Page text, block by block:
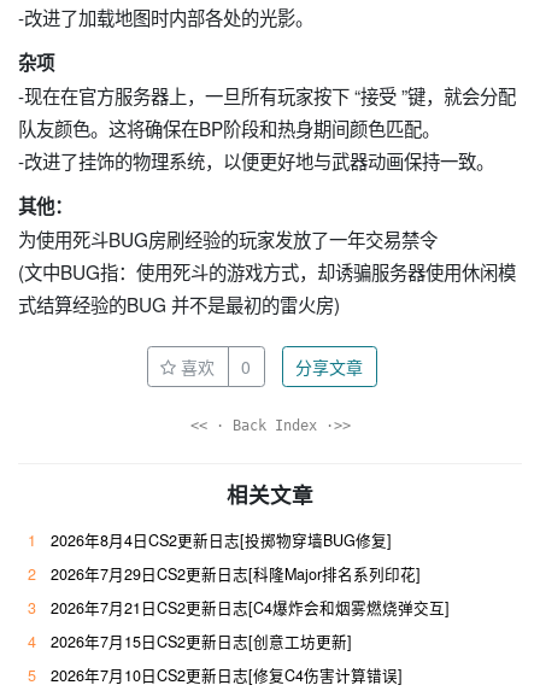
-改进了加载地图时内部各处的光影。
杂项
-现在在官方服务器上，一旦所有玩家按下 “接受 ”键，就会分配
队友颜色。这将确保在BP阶段和热身期间颜色匹配。
-改进了挂饰的物理系统，以便更好地与武器动画保持一致。
其他：
为使用死斗BUG房刷经验的玩家发放了一年交易禁令
(文中BUG指：使用死斗的游戏方式，却诱骗服务器使用休闲模
式结算经验的BUG 并不是最初的雷火房)
喜欢 0 分享文章
<< · Back Index ·>>
相关文章
1
2026年8月4日CS2更新日志[投掷物穿墙BUG修复]
2
2026年7月29日CS2更新日志[科隆Major排名系列印花]
3
2026年7月21日CS2更新日志[C4爆炸会和烟雾燃烧弹交互]
4
2026年7月15日CS2更新日志[创意工坊更新]
5
2026年7月10日CS2更新日志[修复C4伤害计算错误]